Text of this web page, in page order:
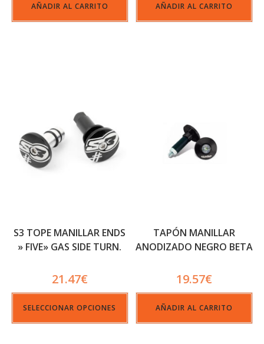
AÑADIR AL CARRITO AÑADIR AL CARRITO
S3 TOPE MANILLAR ENDS
» FIVE» GAS SIDE TURN.
21.47€
SELECCIONAR OPCIONES
TAPÓN MANILLAR
ANODIZADO NEGRO BETA
19.57€
AÑADIR AL CARRITO